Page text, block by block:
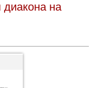
на